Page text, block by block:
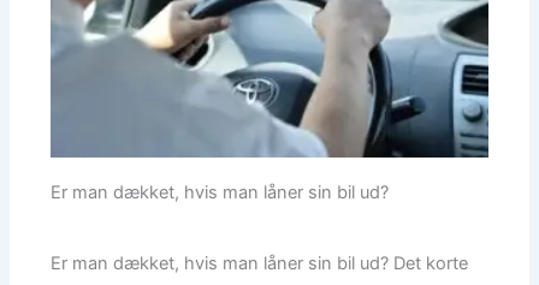
Er man dækket, hvis man låner sin bil ud?
Er man dækket, hvis man låner sin bil ud? Det korte